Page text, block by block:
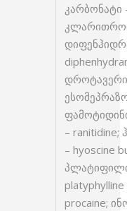
კარბონატი
–
– hyoscine
procaine;